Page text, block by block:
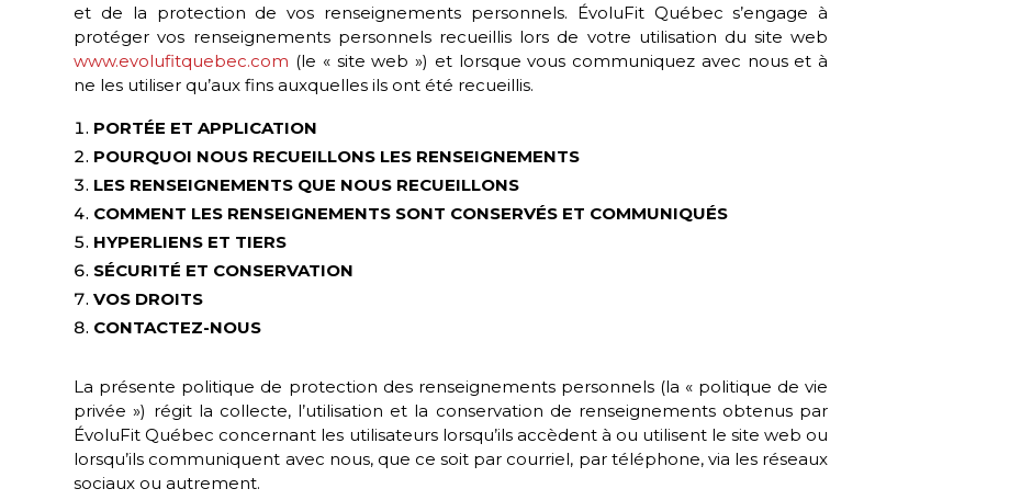
et de la protection de vos renseignements personnels. ÉvoluFit Québec s’engage à
protéger vos renseignements personnels recueillis lors de votre utilisation du site web
www.evolufitquebec.com (le « site web ») et lorsque vous communiquez avec nous et à
ne les utiliser qu’aux fins auxquelles ils ont été recueillis.
PORTÉE ET APPLICATION
POURQUOI NOUS RECUEILLONS LES RENSEIGNEMENTS
LES RENSEIGNEMENTS QUE NOUS RECUEILLONS
COMMENT LES RENSEIGNEMENTS SONT CONSERVÉS ET COMMUNIQUÉS
HYPERLIENS ET TIERS
SÉCURITÉ ET CONSERVATION
VOS DROITS
CONTACTEZ-NOUS
La présente politique de protection des renseignements personnels (la « politique de vie
privée ») régit la collecte, l’utilisation et la conservation de renseignements obtenus par
ÉvoluFit Québec concernant les utilisateurs lorsqu’ils accèdent à ou utilisent le site web ou
lorsqu’ils communiquent avec nous, que ce soit par courriel, par téléphone, via les réseaux
sociaux ou autrement.